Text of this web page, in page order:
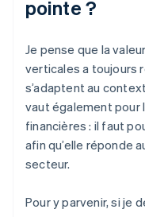
pointe ?
Je pense que la
verticales a toujours
s’adaptent au
vaut également pour
financières : il faut
afin qu’elle réponde
secteur.
Pour y parvenir, si je